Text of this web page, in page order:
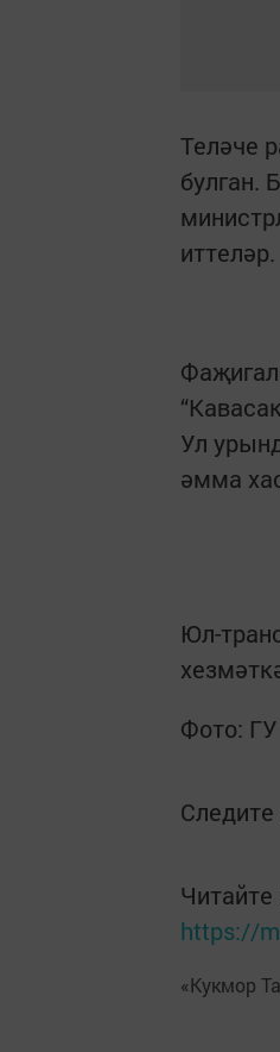
Теләче
булган.
иттеләр.
Ул
әмма
Юл-
Фото:
https://
«Кукмор